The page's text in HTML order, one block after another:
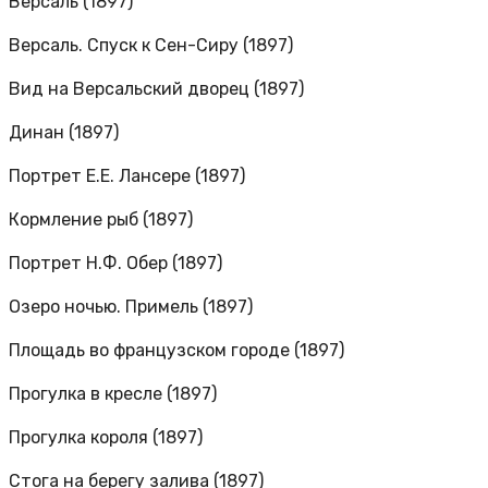
Версаль. Спуск к Сен-Сиру (1897)
Вид на Версальский дворец (1897)
Динан (1897)
Портрет Е.Е. Лансере (1897)
Кормление рыб (1897)
Портрет Н.Ф. Обер (1897)
Озеро ночью. Примель (1897)
Площадь во французском городе (1897)
Прогулка в кресле (1897)
Прогулка короля (1897)
Стога на берегу залива (1897)